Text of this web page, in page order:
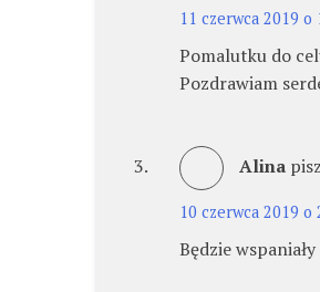
11 czerwca 2019 o
Pomalutku do
Pozdrawiam
Alina
10 czerwca 2019 o
Będzie